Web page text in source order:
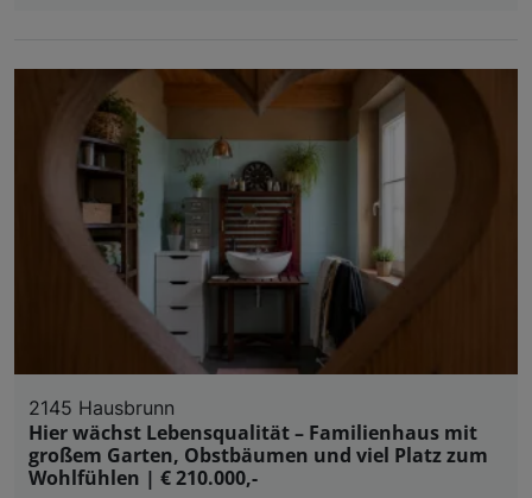
2145 Hausbrunn
Hier wächst Lebensqualität – Familienhaus mit
großem Garten, Obstbäumen und viel Platz zum
Wohlfühlen | € 210.000,-